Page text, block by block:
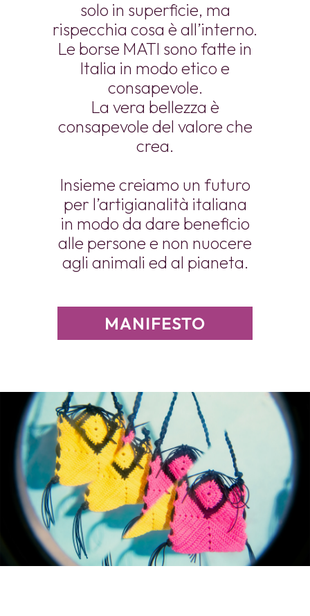
solo in superficie, ma
rispecchia cosa è all’interno.
Le borse MATI sono fatte in
Italia in modo etico e
consapevole.
La vera bellezza è
consapevole del valore che
crea.
Insieme creiamo un futuro
per l’artigianalità italiana
in modo da dare beneficio
alle persone e non nuocere
agli animali ed al pianeta.
MANIFESTO